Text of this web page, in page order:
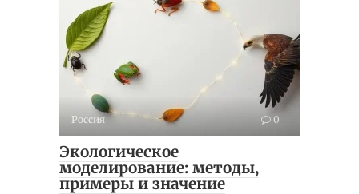
Россия 0
Экологическое
моделирование: методы,
примеры и значение